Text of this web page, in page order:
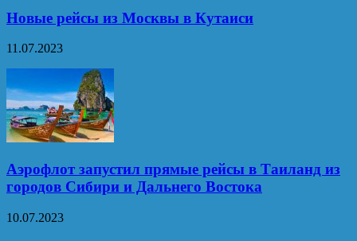
Новые рейсы из Москвы в Кутаиси
11.07.2023
Аэрофлот запустил прямые рейсы в Таиланд из
городов Сибири и Дальнего Востока
10.07.2023